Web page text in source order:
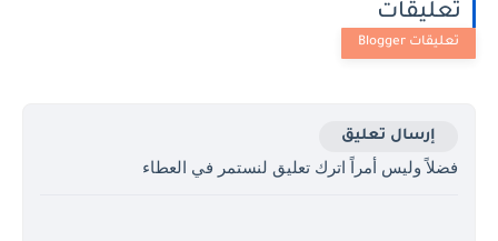
تعليقات
إرسال تعليق
فضلاً وليس أمراً اترك تعليق لنستمر في العطاء